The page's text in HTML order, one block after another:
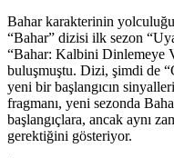
Bahar karakterinin
“Bahar” dizisi ilk sezon
“Bahar: Kalbini Dinlemeye
buluşmuştu. Dizi, şimdi de
yeni bir başlangıcın
fragmanı, yeni sezonda
başlangıçlara, ancak aynı
gerektiğini gösteriyor.